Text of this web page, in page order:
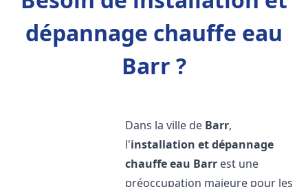
dépannage chauffe eau
Barr ?
Dans la ville de Barr,
l'installation et dépannage
chauffe eau Barr est une
préoccupation majeure pour les